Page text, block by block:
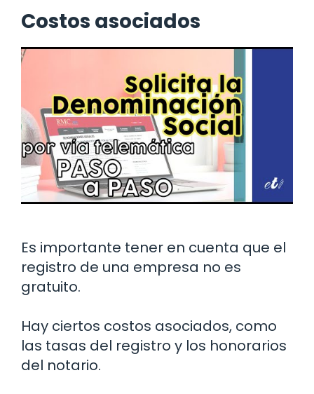
Costos asociados
Es importante tener en cuenta que el
registro de una empresa no es
gratuito.
Hay ciertos costos asociados, como
las tasas del registro y los honorarios
del notario.